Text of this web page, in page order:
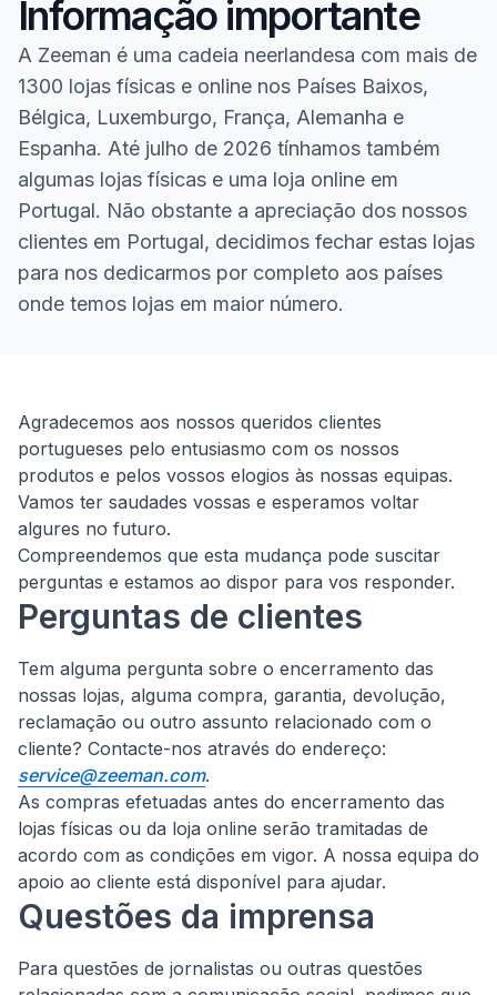
Informação importante
A Zeeman é uma cadeia neerlandesa com mais de
1300 lojas físicas e online nos Países Baixos,
Bélgica, Luxemburgo, França, Alemanha e
Espanha. Até julho de 2026 tínhamos também
algumas lojas físicas e uma loja online em
Portugal. Não obstante a apreciação dos nossos
clientes em Portugal, decidimos fechar estas lojas
para nos dedicarmos por completo aos países
onde temos lojas em maior número.
Homepage
Agradecemos aos nossos queridos clientes
portugueses pelo entusiasmo com os nossos
produtos e pelos vossos elogios às nossas equipas.
Vamos ter saudades vossas e esperamos voltar
algures no futuro.
Compreendemos que esta mudança pode suscitar
perguntas e estamos ao dispor para vos responder.
Perguntas de clientes
Tem alguma pergunta sobre o encerramento das
nossas lojas, alguma compra, garantia, devolução,
reclamação ou outro assunto relacionado com o
cliente? Contacte-nos através do endereço:
service@zeeman.com.
As compras efetuadas antes do encerramento das
lojas físicas ou da loja online serão tramitadas de
acordo com as condições em vigor. A nossa equipa do
apoio ao cliente está disponível para ajudar.
Questões da imprensa
Para questões de jornalistas ou outras questões